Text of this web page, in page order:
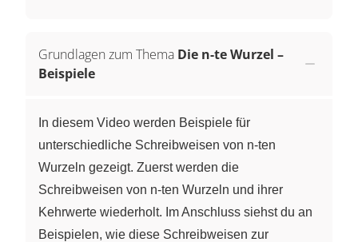
Grundlagen zum Thema Die n-te Wurzel –
Beispiele
In diesem Video werden Beispiele für
unterschiedliche Schreibweisen von n-ten
Wurzeln gezeigt. Zuerst werden die
Schreibweisen von n-ten Wurzeln und ihrer
Kehrwerte wiederholt. Im Anschluss siehst du an
Beispielen, wie diese Schreibweisen zur